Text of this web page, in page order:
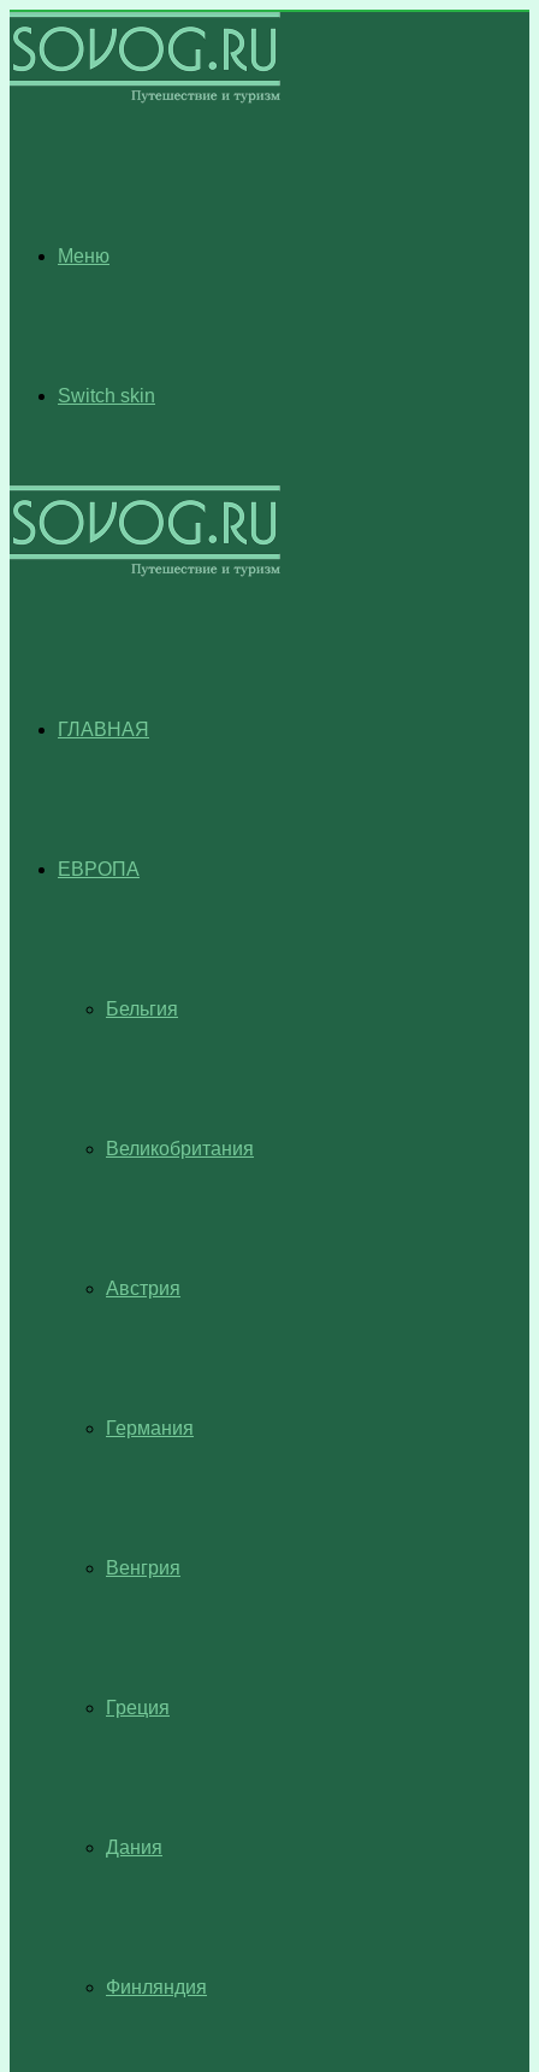
Меню
Switch skin
ГЛАВНАЯ
ЕВРОПА
Бельгия
Великобритания
Австрия
Германия
Венгрия
Греция
Дания
Финляндия